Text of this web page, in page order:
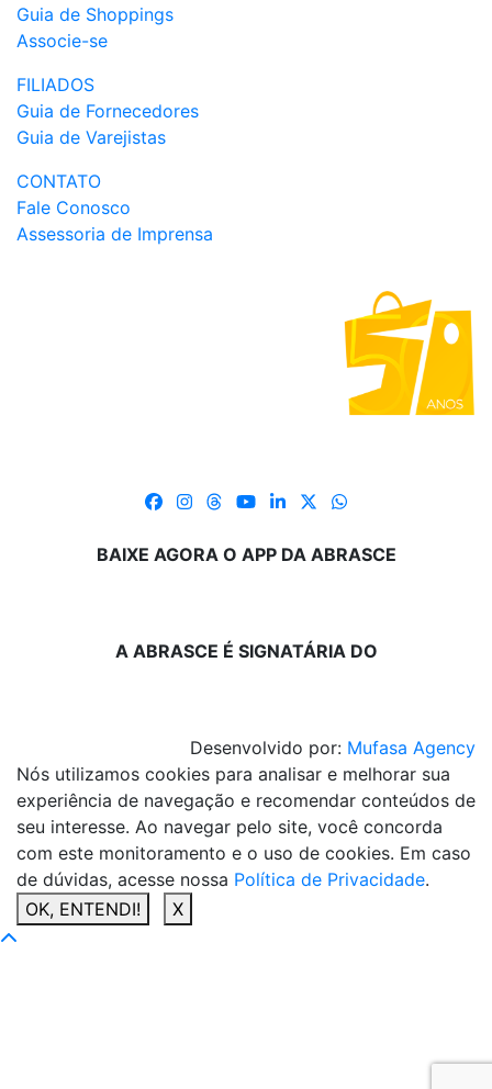
Guia de Shoppings
Associe-se
FILIADOS
Guia de Fornecedores
Guia de Varejistas
CONTATO
Fale Conosco
Assessoria de Imprensa
BAIXE AGORA O APP DA ABRASCE
A ABRASCE É SIGNATÁRIA DO
Desenvolvido por: Mufasa Agency
Nós utilizamos cookies para analisar e melhorar sua
experiência de navegação e recomendar conteúdos de
seu interesse. Ao navegar pelo site, você concorda
com este monitoramento e o uso de cookies. Em caso
de dúvidas, acesse nossa Política de Privacidade.
OK, ENTENDI!
X